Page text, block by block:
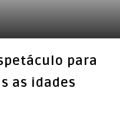
para
as idades